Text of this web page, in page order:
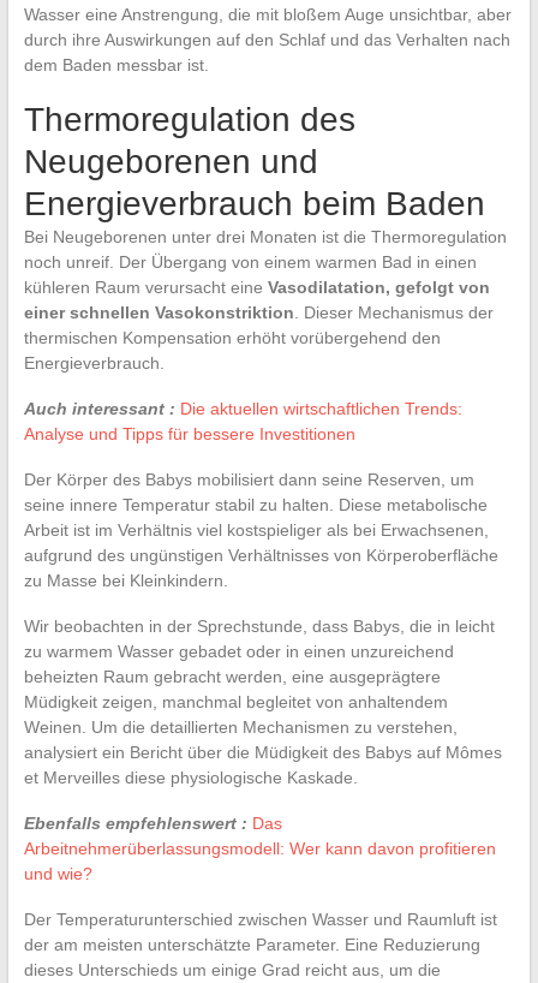
Wasser eine Anstrengung, die mit bloßem Auge unsichtbar, aber
durch ihre Auswirkungen auf den Schlaf und das Verhalten nach
dem Baden messbar ist.
Thermoregulation des
Neugeborenen und
Energieverbrauch beim Baden
Bei Neugeborenen unter drei Monaten ist die Thermoregulation
noch unreif. Der Übergang von einem warmen Bad in einen
kühleren Raum verursacht eine Vasodilatation, gefolgt von
einer schnellen Vasokonstriktion . Dieser Mechanismus der
thermischen Kompensation erhöht vorübergehend den
Energieverbrauch.
Auch interessant : Die aktuellen wirtschaftlichen Trends:
Analyse und Tipps für bessere Investitionen
Der Körper des Babys mobilisiert dann seine Reserven, um
seine innere Temperatur stabil zu halten. Diese metabolische
Arbeit ist im Verhältnis viel kostspieliger als bei Erwachsenen,
aufgrund des ungünstigen Verhältnisses von Körperoberfläche
zu Masse bei Kleinkindern.
Wir beobachten in der Sprechstunde, dass Babys, die in leicht
zu warmem Wasser gebadet oder in einen unzureichend
beheizten Raum gebracht werden, eine ausgeprägtere
Müdigkeit zeigen, manchmal begleitet von anhaltendem
Weinen. Um die detaillierten Mechanismen zu verstehen,
analysiert ein Bericht über die Müdigkeit des Babys auf Mômes
et Merveilles diese physiologische Kaskade.
Ebenfalls empfehlenswert : Das
Arbeitnehmerüberlassungsmodell: Wer kann davon profitieren
und wie?
Der Temperaturunterschied zwischen Wasser und Raumluft ist
der am meisten unterschätzte Parameter. Eine Reduzierung
dieses Unterschieds um einige Grad reicht aus, um die